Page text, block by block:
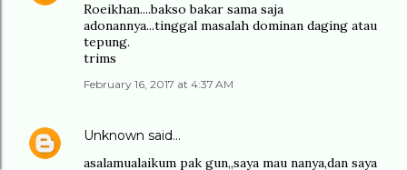
Roeikhan....bakso bakar sama saja
adonannya...tinggal masalah dominan daging atau
tepung.
trims
February 16, 2017 at 4:37 AM
Unknown said…
asalamualaikum pak gun,,saya mau nanya,dan saya